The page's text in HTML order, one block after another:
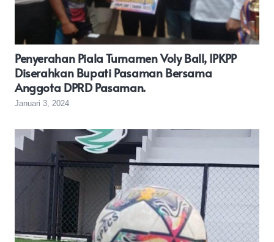
Penyerahan Piala Turnamen Voly Ball, IPKPP
Diserahkan Bupati Pasaman Bersama
Anggota DPRD Pasaman.
Januari 3, 2024